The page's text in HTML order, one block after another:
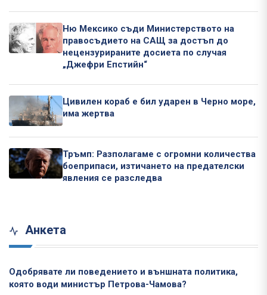
Ню Мексико съди Министерството на
правосъдието на САЩ за достъп до
нецензурираните досиета по случая
„Джефри Епстийн“
Цивилен кораб е бил ударен в Черно море,
има жертва
Тръмп: Разполагаме с огромни количества
боеприпаси, изтичането на предателски
явления се разследва
Анкета
Одобрявате ли поведението и външната политика,
която води министър Петрова-Чамова?